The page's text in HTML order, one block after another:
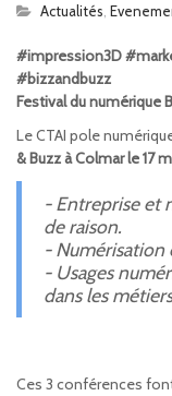
Actualités
#impression3D
#bizzandbuzz
Festival du numérique
Le CTAI pole
& Buzz à Colmar le 17
- Entreprise et
de raison.
- Numérisation
- Usages
dans les
Ces 3 conférences